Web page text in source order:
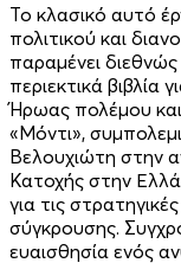
Το κλασικό αυτό
πολιτικού και
παραμένει
περιεκτικά βιβλία
Ήρωας πολέμου και
«Μόντι»,
Βελουχιώτη στην
Κατοχής στην
για τις
σύγκρουσης.
ευαισθησία ενός